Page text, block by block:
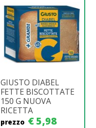
GIUSTO DIABEL
FETTE BISCOTTATE
150 G NUOVA
RICETTA
prezzo € 5,98